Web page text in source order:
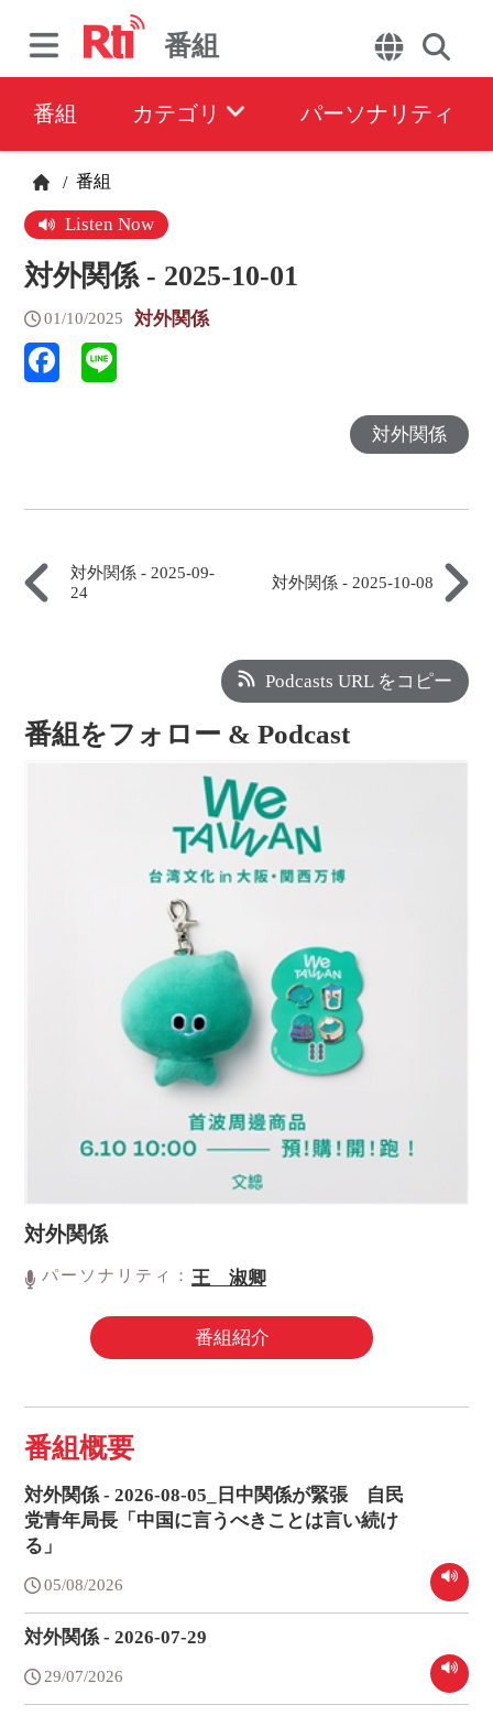
番組
番組 カテゴリ パーソナリティ
/ 番組
Listen Now
対外関係 - 2025-10-01
01/10/2025 対外関係
対外関係
対外関係 - 2025-09-
24
対外関係 - 2025-10-08
Podcasts URL をコピー
番組をフォロー & Podcast
対外関係
パーソナリティ： 王 淑卿
番組紹介
番組概要
対外関係 - 2026-08-05_日中関係が緊張 自民
党青年局長「中国に言うべきことは言い続け
る」
05/08/2026
対外関係 - 2026-07-29
29/07/2026